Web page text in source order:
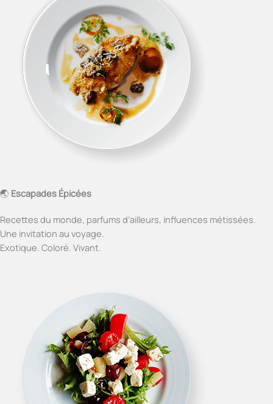
🌏 Escapades Épicées
Recettes du monde, parfums d’ailleurs, influences métissées.
Une invitation au voyage.
Exotique. Coloré. Vivant.